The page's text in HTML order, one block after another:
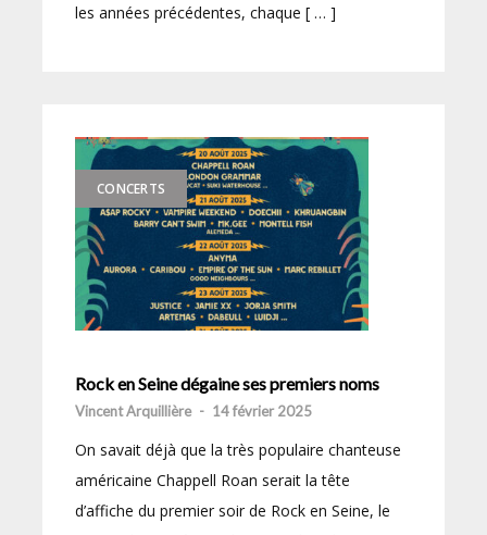
les années précédentes, chaque [ … ]
CONCERTS
Rock en Seine dégaine ses premiers noms
Vincent Arquillière - 14 février 2025
On savait déjà que la très populaire chanteuse
américaine Chappell Roan serait la tête
d’affiche du premier soir de Rock en Seine, le